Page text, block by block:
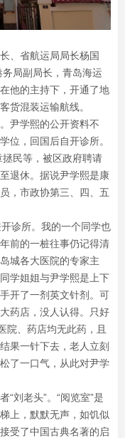
、省航运局局长杨国
局副局长，青岛海运
他的主持下，开通了地
货混装运输航线。
尹学熙的公开资料不
位，回国后自开诊所。
民等，被区政府聘请
退休。据说尹学熙是康
，市政协第三、四、五
诊所。我的一个同学也
前的一桩往事仍记得清
城各大医院的专家主
学姐姐与尹学熙是上下
开了一剂英文针剂。可
药店，没人认得。只好
院、药店均无此药，且
果一针下去，老人立刻
了一口气，从此对尹学
“刘老头”。“阅览室”是
上，默默无声，如饥似
受了中国古典名著的启